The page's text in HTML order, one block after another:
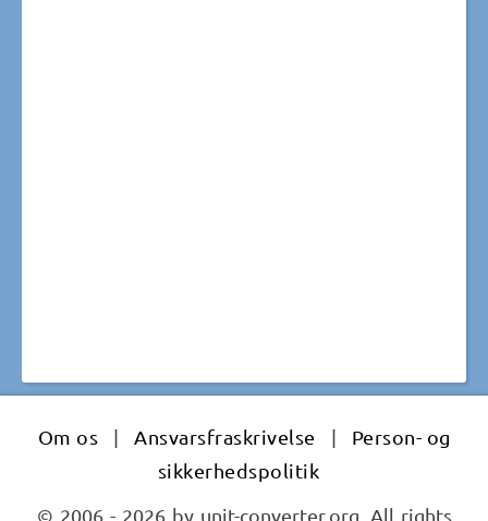
Om os | Ansvarsfraskrivelse |
Person- og
sikkerhedspolitik
© 2006 - 2026 by unit-converter.org. All rights